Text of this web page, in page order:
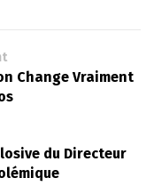
Change Vraiment
du Directeur